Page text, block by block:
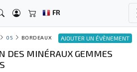
FR
AJOUTER UN ÉVÈNEMENT
05 BORDEAUX
DES MINÉRAUX GEMMES